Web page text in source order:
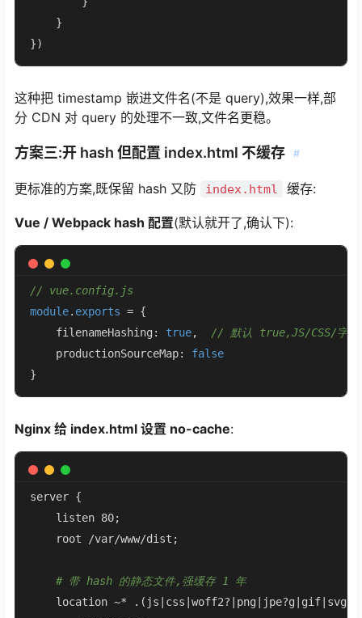
    }
})
这种把 timestamp 嵌进文件名(不是 query),效果一样,部
分 CDN 对 query 的处理不一致,文件名更稳。
方案三:开 hash 但配置 index.html 不缓存 #
更标准的方案,既保留 hash 又防 index.html 缓存:
Vue / Webpack hash 配置(默认就开了,确认下):
// vue.config.js
module. exports = {
    filenameHashing:
true,
// 默认 true,JS/CSS/字体
    productionSourceMap:
false
}
Nginx 给 index.html 设置 no-cache:
server {
    listen 80;
    root /var/www/dist;
# 带 hash 的静态文件,强缓存 1 年
location ~*